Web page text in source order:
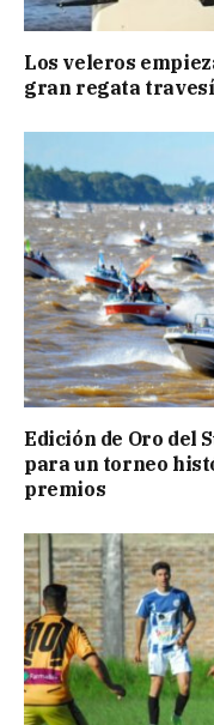
Los veleros
gran regata
Edición de Oro del
para un torneo
premios